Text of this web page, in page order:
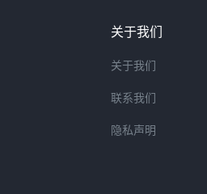
关于我们
关于我们
联系我们
隐私声明